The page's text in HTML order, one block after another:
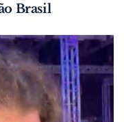
Brasil